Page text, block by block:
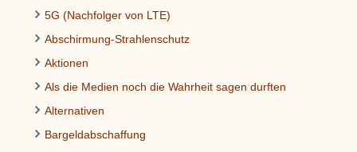
5G (Nachfolger von LTE)
Abschirmung-Strahlenschutz
Aktionen
Als die Medien noch die Wahrheit sagen durften
Alternativen
Bargeldabschaffung